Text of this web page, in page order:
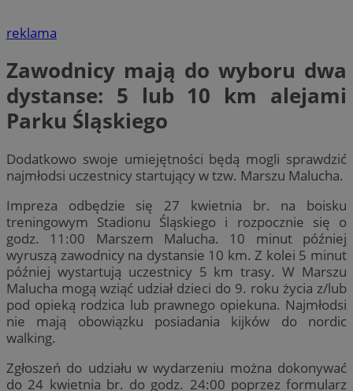
reklama
Zawodnicy mają do wyboru dwa
dystanse: 5 lub 10 km alejami
Parku Śląskiego
Dodatkowo swoje umiejętności będą mogli sprawdzić
najmłodsi uczestnicy startujący w tzw. Marszu Malucha.
Impreza odbędzie się 27 kwietnia br. na boisku
treningowym Stadionu Śląskiego i rozpocznie się o
godz. 11:00 Marszem Malucha. 10 minut później
wyruszą zawodnicy na dystansie 10 km. Z kolei 5 minut
później wystartują uczestnicy 5 km trasy. W Marszu
Malucha mogą wziąć udział dzieci do 9. roku życia z/lub
pod opieką rodzica lub prawnego opiekuna. Najmłodsi
nie mają obowiązku posiadania kijków do nordic
walking.
Zgłoszeń do udziału w wydarzeniu można dokonywać
do 24 kwietnia br. do godz. 24:00 poprzez formularz